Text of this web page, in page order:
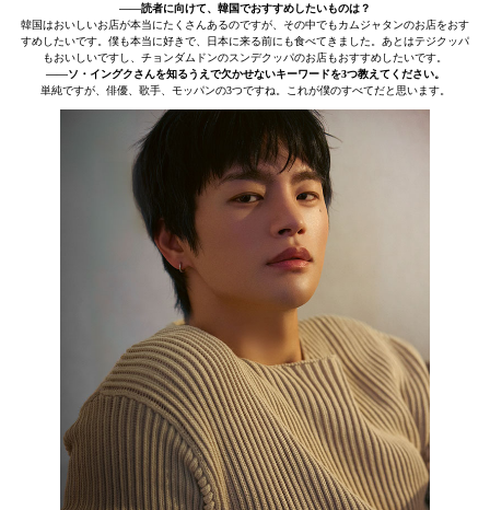
――読者に向けて、韓国でおすすめしたいものは？
韓国はおいしいお店が本当にたくさんあるのですが、その中でもカムジャタンのお店をおす
すめしたいです。僕も本当に好きで、日本に来る前にも食べてきました。あとはテジクッパ
もおいしいですし、チョンダムドンのスンデクッパのお店もおすすめしたいです。
――ソ・イングクさんを知るうえで欠かせないキーワードを3つ教えてください。
単純ですが、俳優、歌手、モッパンの3つですね。これが僕のすべてだと思います。